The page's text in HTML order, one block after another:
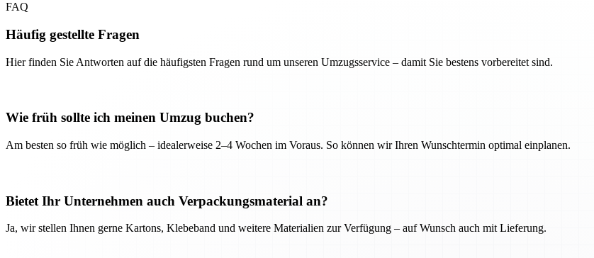
FAQ
Häufig gestellte Fragen
Hier finden Sie Antworten auf die häufigsten Fragen rund um unseren Umzugsservice – damit Sie bestens vorbereitet sind.
Wie früh sollte ich meinen Umzug buchen?
Am besten so früh wie möglich – idealerweise 2–4 Wochen im Voraus. So können wir Ihren Wunschtermin optimal einplanen.
Bietet Ihr Unternehmen auch Verpackungsmaterial an?
Ja, wir stellen Ihnen gerne Kartons, Klebeband und weitere Materialien zur Verfügung – auf Wunsch auch mit Lieferung.